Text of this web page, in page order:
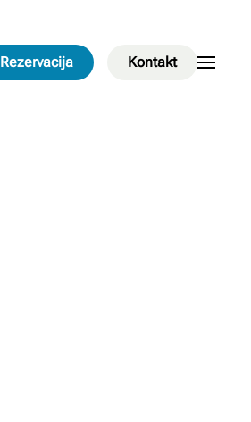
Rezervacija Kontakt